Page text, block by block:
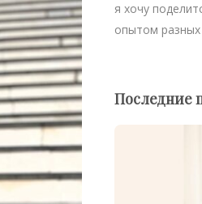
я хочу
опытом разных
Последние